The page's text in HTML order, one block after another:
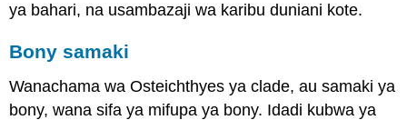
ya bahari, na usambazaji wa karibu duniani kote.
Bony samaki
Wanachama wa Osteichthyes ya clade, au samaki ya
bony, wana sifa ya mifupa ya bony. Idadi kubwa ya